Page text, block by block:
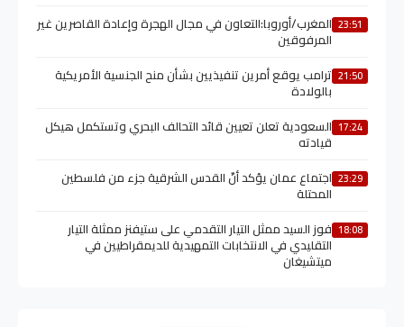
23:51 المغرب/أوروبا:التعاون في مجال الهجرة وإعادة القاصرين غير
المرفوقين
21:50 ترامب يوقع أمرين تنفيذيين بشأن منح الجنسية الأمريكية
بالولادة
17:24 السعودية تعلن تعيين قائد التحالف البحري وتستكمل هيكل
قيادته
23:29 اجتماع عمان يؤكد أنّ القدس الشرقية جزء من فلسطين
المحتلة
18:08 فوز السيد ممثل التيار التقدمي على ستيفنز ممثلة التيار
التقليدي في الانتخابات التمهيدية للديمقراطيين في
ميتشيغان